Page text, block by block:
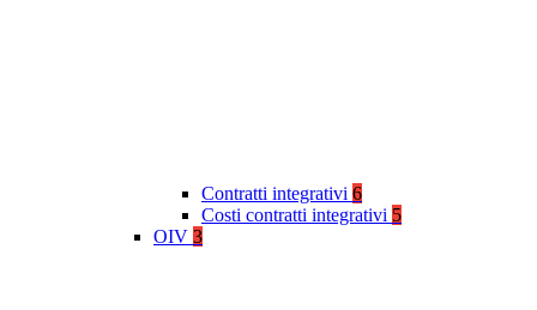
Contratti integrativi 6
Costi contratti integrativi 5
OIV 3